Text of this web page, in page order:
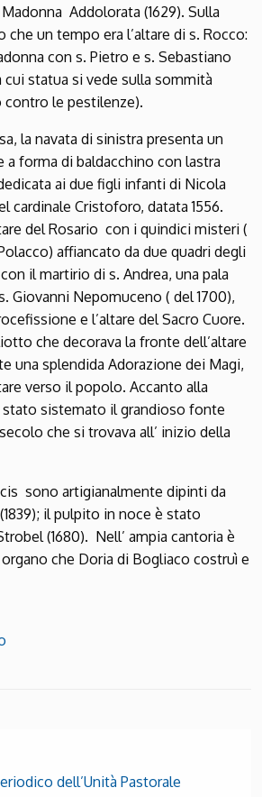
Addolorata (1629). Sulla
che un tempo era l’altare di s. Rocco:
con s. Pietro e s. Sebastiano
cui statua si vede sulla sommità
contro le pestilenze).
la navata di sinistra presenta un
forma di baldacchino con lastra
ai due figli infanti di Nicola
cardinale Cristoforo, datata 1556.
del Rosario con i quindici misteri (
affiancato da due quadri degli
il martirio di s. Andrea, una pala
Giovanni Nepomuceno ( del 1700),
e l’altare del Sacro Cuore.
che decorava la fronte dell’altare
una splendida Adorazione dei Magi,
verso il popolo. Accanto alla
stato sistemato il grandioso fonte
che si trovava all’ inizio della
sono artigianalmente dipinti da
il pulpito in noce è stato
(1680). Nell’ ampia cantoria è
che Doria di Bogliaco costruì e
dell’Unità Pastorale